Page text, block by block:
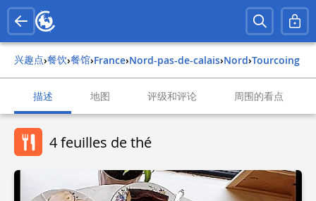
兴趣点› 餐饮› 餐馆› france› nord-pas-de-calais› nord› tourcoing
描述 地图 评级和评论 周围的看点
4 feuilles de thé